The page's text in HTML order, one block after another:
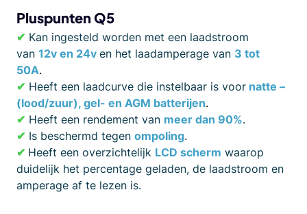
Pluspunten Q5
✔ Kan ingesteld worden met een laadstroom
van 12v en 24v en het laadamperage van 3 tot
50A.
✔ Heeft een laadcurve die instelbaar is voor natte –
(lood/zuur), gel- en AGM batterijen.
✔ Heeft een rendement van meer dan 90%.
✔ Is beschermd tegen ompoling.
✔ Heeft een overzichtelijk LCD scherm waarop
duidelijk het percentage geladen, de laadstroom en
amperage af te lezen is.